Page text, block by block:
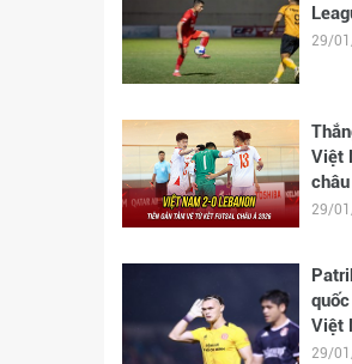
29/
Việt
29/
Việt
29/